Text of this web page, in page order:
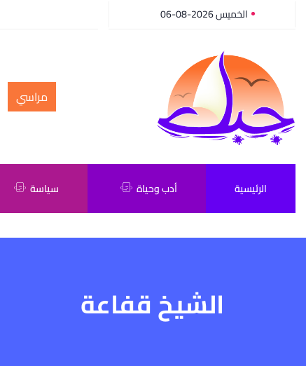
الخميس 2026-08-06
مراسي
الرئيسية أدب وحياة سياسة
الشيخ قفاعة